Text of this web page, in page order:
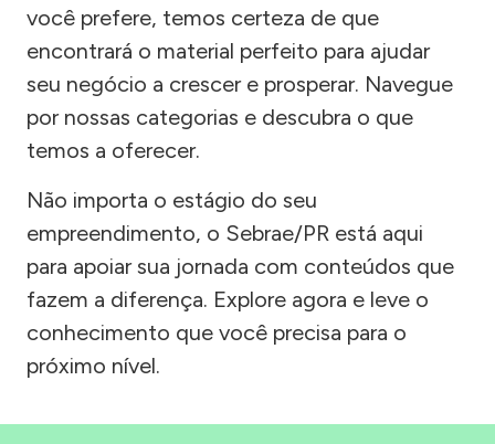
você prefere, temos certeza de que
encontrará o material perfeito para ajudar
seu negócio a crescer e prosperar. Navegue
por nossas categorias e descubra o que
temos a oferecer.
Não importa o estágio do seu
empreendimento, o Sebrae/PR está aqui
para apoiar sua jornada com conteúdos que
fazem a diferença. Explore agora e leve o
conhecimento que você precisa para o
próximo nível.